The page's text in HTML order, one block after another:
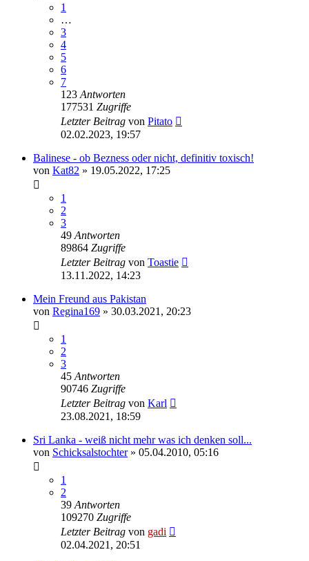
1
…
3
4
5
6
7
123 Antworten
177531 Zugriffe
Letzter Beitrag von Pitato
02.02.2023, 19:57
Balinese - ob Bezness oder nicht, definitiv toxisch!
von Kat82 » 19.05.2022, 17:25
1
2
3
49 Antworten
89864 Zugriffe
Letzter Beitrag von Toastie
13.11.2022, 14:23
Mein Freund aus Pakistan
von Regina169 » 30.03.2021, 20:23
1
2
3
45 Antworten
90746 Zugriffe
Letzter Beitrag von Karl
23.08.2021, 18:59
Sri Lanka - weiß nicht mehr was ich denken soll...
von Schicksalstochter» 05.04.2010, 05:16
1
2
39 Antworten
109270 Zugriffe
Letzter Beitrag von gadi
02.04.2021, 20:51